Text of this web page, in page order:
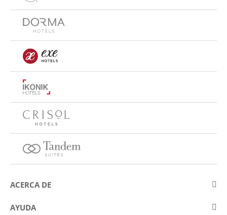
ACERCA DE
Sobre Eurostars Hotel Company
AYUDA